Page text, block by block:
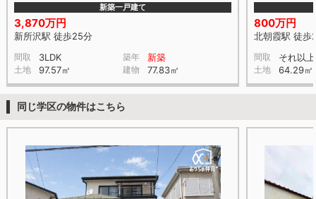
新築一戸建て
3,870万円
新所沢駅 徒歩25分
間取 3LDK 築年 新築
土地 97.57㎡ 建物 77.83㎡
800万円
北朝霞駅 徒歩
間取 それ以上
土地 64.29㎡
同じ学区の物件はこちら